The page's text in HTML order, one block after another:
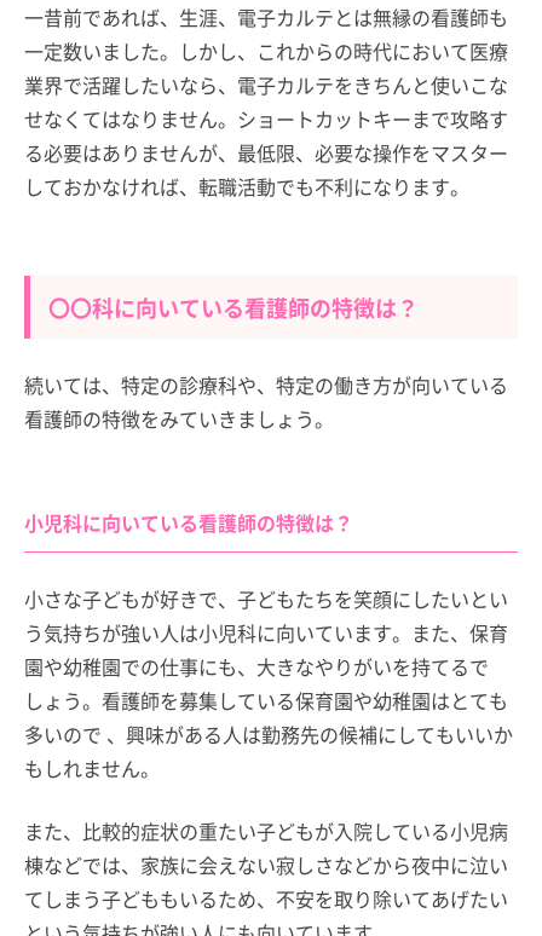
一昔前であれば、生涯、電子カルテとは無縁の看護師も
一定数いました。しかし、これからの時代において医療
業界で活躍したいなら、電子カルテをきちんと使いこな
せなくてはなりません。ショートカットキーまで攻略す
る必要はありませんが、最低限、必要な操作をマスター
しておかなければ、転職活動でも不利になります。
〇〇科に向いている看護師の特徴は？
続いては、特定の診療科や、特定の働き方が向いている
看護師の特徴をみていきましょう。
小児科に向いている看護師の特徴は？
小さな子どもが好きで、子どもたちを笑顔にしたいとい
う気持ちが強い人は小児科に向いています。また、保育
園や幼稚園での仕事にも、大きなやりがいを持てるで
しょう。看護師を募集している保育園や幼稚園はとても
多いので 、興味がある人は勤務先の候補にしてもいいか
もしれません。
また、比較的症状の重たい子どもが入院している小児病
棟などでは、家族に会えない寂しさなどから夜中に泣い
てしまう子どももいるため、不安を取り除いてあげたい